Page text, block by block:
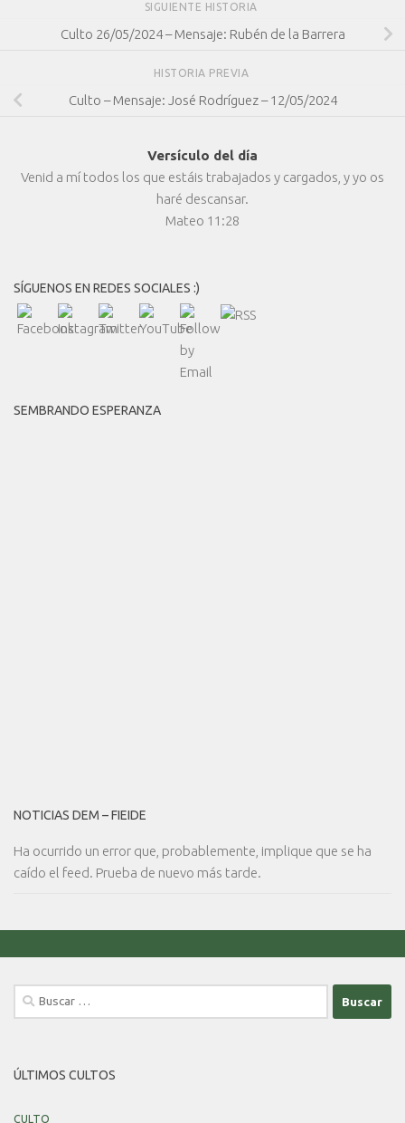
SIGUIENTE HISTORIA
Culto 26/05/2024 – Mensaje: Rubén de la Barrera
HISTORIA PREVIA
Culto – Mensaje: José Rodríguez – 12/05/2024
Versículo del día
Venid a mí todos los que estáis trabajados y cargados, y yo os
haré descansar.
Mateo 11:28
SÍGUENOS EN REDES SOCIALES :)
SEMBRANDO ESPERANZA
NOTICIAS DEM – FIEIDE
Ha ocurrido un error que, probablemente, implique que se ha
caído el feed. Prueba de nuevo más tarde.
Buscar:
ÚLTIMOS CULTOS
CULTO